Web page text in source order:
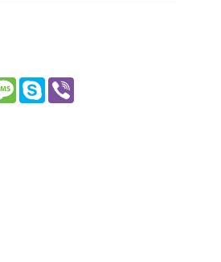
Message
Skype